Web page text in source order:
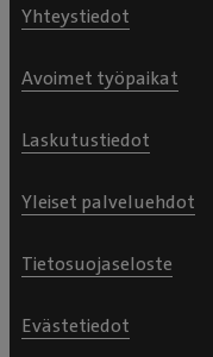
Yhteystiedot
Avoimet työpaikat
Laskutustiedot
Yleiset palveluehdot
Tietosuojaseloste
Evästetiedot